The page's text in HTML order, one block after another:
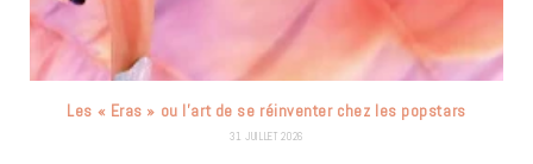
Les « Eras » ou l’art de se réinventer chez les popstars
31 JUILLET 2026